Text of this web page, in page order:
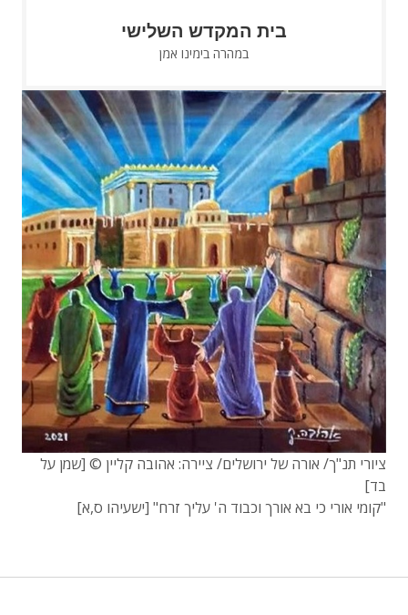
בית המקדש השלישי
במהרה בימינו אמן
ציורי תנ"ך/ אורה של ירושלים/ ציירה: אהובה קליין © [שמן על
בד]
"קומי אורי כי בא אורך וכבוד ה' עליך זרח" [ישעיהו ס,א]